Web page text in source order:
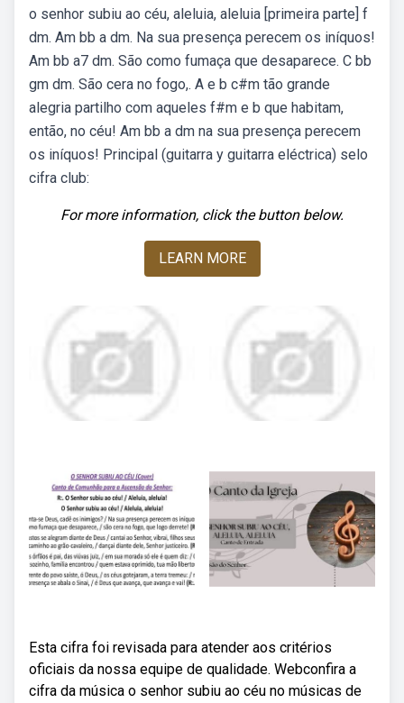
o senhor subiu ao céu, aleluia, aleluia [primeira parte] f
dm. Am bb a dm. Na sua presença perecem os iníquos!
Am bb a7 dm. São como fumaça que desaparece. C bb
gm dm. São cera no fogo,. A e b c#m tão grande
alegria partilho com aqueles f#m e b que habitam,
então, no céu! Am bb a dm na sua presença perecem
os iníquos! Principal (guitarra y guitarra eléctrica) selo
cifra club:
For more information, click the button below.
LEARN MORE
Esta cifra foi revisada para atender aos critérios
oficiais da nossa equipe de qualidade. Webconfira a
cifra da música o senhor subiu ao céu no músicas de